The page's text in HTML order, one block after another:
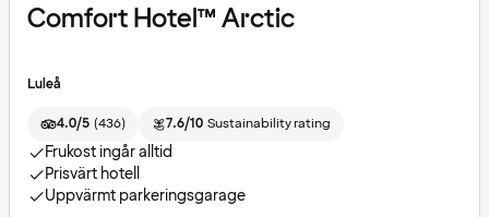
Comfort Hotel™ Arctic
Luleå
4.0/5 (436) 7.6/10 Sustainability rating
Frukost ingår alltid
Prisvärt hotell
Uppvärmt parkeringsgarage